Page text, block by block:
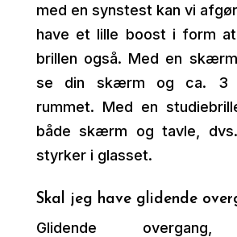
med en synstest kan vi
have et lille boost i form
brillen også. Med en
se din skærm og ca. 3
rummet. Med en
både skærm og tavle,
styrker i glasset.
Skal jeg have glidende
Glidende overgang,